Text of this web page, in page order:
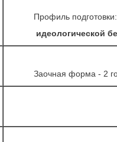
Профиль подготовки:
идеологической
Заочная форма - 2